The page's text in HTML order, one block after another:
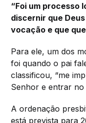
“Foi um processo
discernir que
vocação e que
Para ele, um dos
foi quando o pai
classificou, “me
Senhor e entrar no
A ordenação
está prevista para